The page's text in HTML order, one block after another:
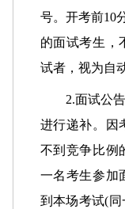
号。开考前10
的面试考生，
试者，视为自
2.面试公
进行递补。因
不到竞争比例
一名考生参加
到本场考试(